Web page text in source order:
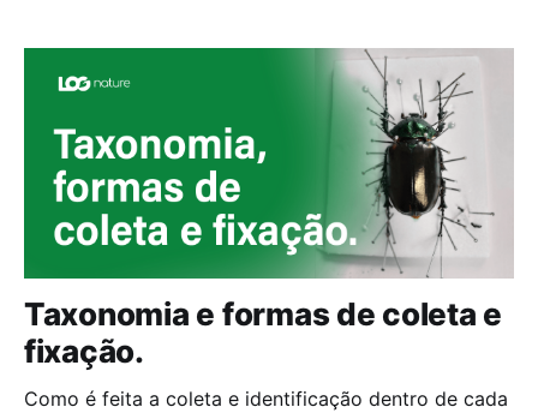
cerca de 2,5% da água do mundo é doce, mas
Taxonomia e formas de coleta e
fixação.
Como é feita a coleta e identificação dentro de cada